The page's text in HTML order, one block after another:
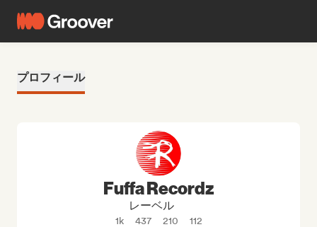
プロフィール
Fuffa Recordz
レーベル
1k 437 210 112